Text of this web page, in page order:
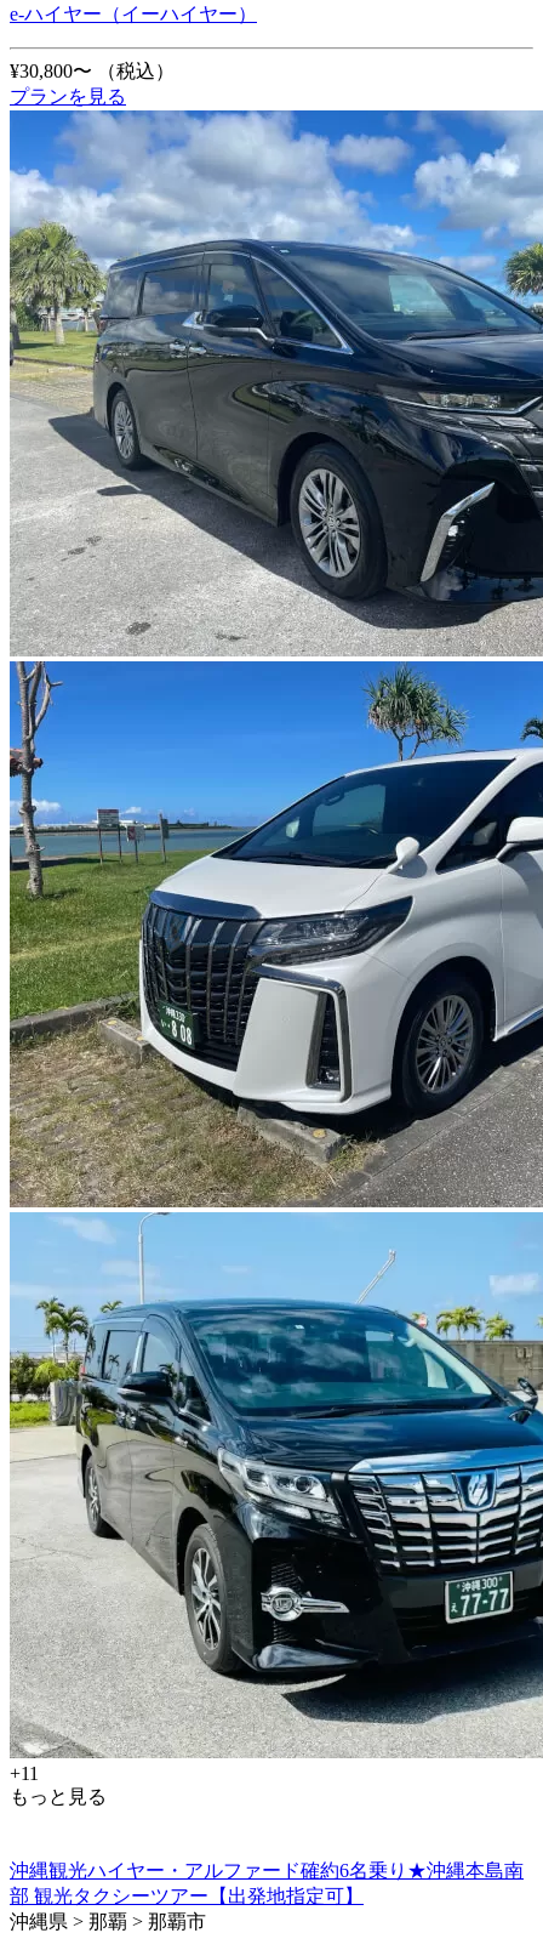
e-ハイヤー（イーハイヤー）
¥30,800〜
（税込）
プランを見る
+11
もっと見る
沖縄観光ハイヤー・アルファード確約6名乗り★沖縄本島南
部 観光タクシーツアー【出発地指定可】
沖縄県 > 那覇 > 那覇市